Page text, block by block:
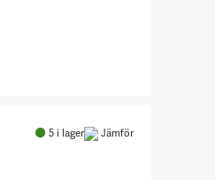
DisplayPort
5 i lager Jämför